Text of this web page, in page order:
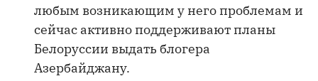
любым возникающим у него проблемам и
сейчас активно поддерживают планы
Белоруссии выдать блогера
Азербайджану.